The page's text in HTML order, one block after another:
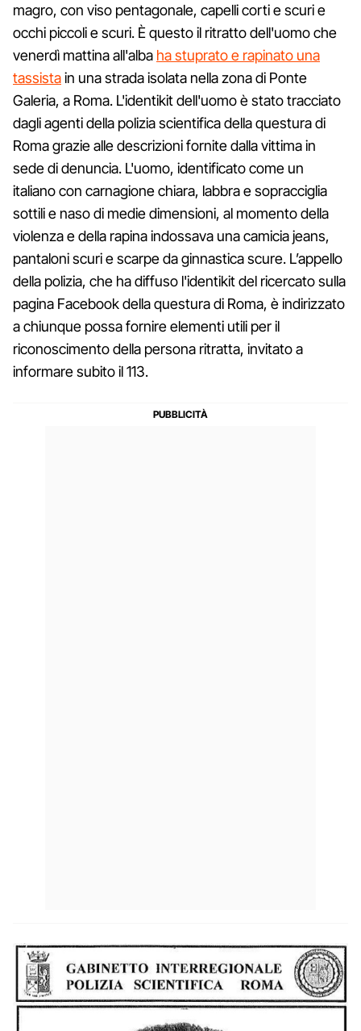
magro, con viso pentagonale, capelli corti e scuri e
occhi piccoli e scuri. È questo il ritratto dell'uomo che
venerdì mattina all'alba ha stuprato e rapinato una
tassistain una strada isolata nella zona di Ponte
Galeria, a Roma. L'identikit dell'uomo è stato tracciato
dagli agenti della polizia scientifica della questura di
Roma grazie alle descrizioni fornite dalla vittima in
sede di denuncia. L'uomo, identificato come un
italiano con carnagione chiara, labbra e sopracciglia
sottili e naso di medie dimensioni, al momento della
violenza e della rapina indossava una camicia jeans,
pantaloni scuri e scarpe da ginnastica scure. L’appello
della polizia, che ha diffuso l'identikit del ricercato sulla
pagina Facebook della questura di Roma, è indirizzato
a chiunque possa fornire elementi utili per il
riconoscimento della persona ritratta, invitato a
informare subito il 113.